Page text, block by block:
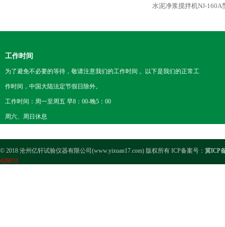
水泥净浆搅拌机NJ-160A
工作时间
为了避免不必要的等待，敬请注意我们的工作时间 。以下是我们的正常工
作时间，中国大陆法定节假日除外。
工作时间：周一至周五 早8：00-晚5：00
周六、周日休息
© 2018 沧州亿轩试验仪器有限公司(www.yixuan17.com) 版权所有 ICP备案号： 冀ICP
426033